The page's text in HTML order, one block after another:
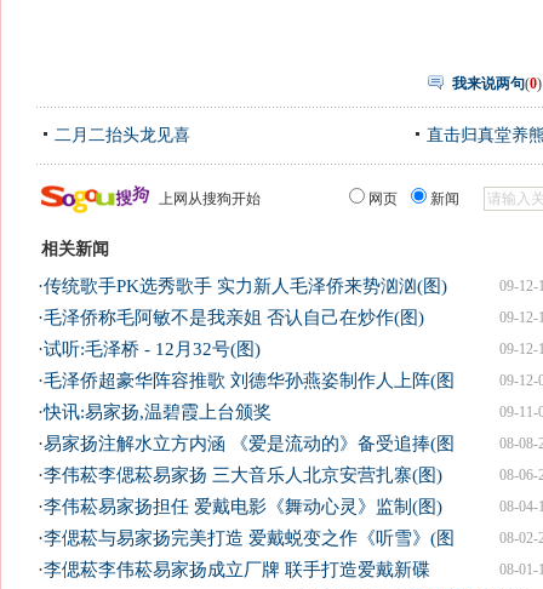
我来说两句(0)
二月二抬头龙见喜 直击归真堂养
上网从搜狗开始 网页 新闻
相关新闻
09-12-
·传统歌手PK选秀歌手 实力新人毛泽侨来势汹汹(图)
09-12-
·毛泽侨称毛阿敏不是我亲姐 否认自己在炒作(图)
09-12-
·试听:毛泽桥 - 12月32号(图)
09-12-
·毛泽侨超豪华阵容推歌 刘德华孙燕姿制作人上阵(图
09-11-
·快讯:易家扬,温碧霞上台颁奖
08-08-
·易家扬注解水立方内涵 《爱是流动的》备受追捧(图
08-06-
·李伟菘李偲菘易家扬 三大音乐人北京安营扎寨(图)
08-04-
·李伟菘易家扬担任 爱戴电影《舞动心灵》监制(图)
08-02-
·李偲菘与易家扬完美打造 爱戴蜕变之作《听雪》(图
08-01-
·李偲菘李伟菘易家扬成立厂牌 联手打造爱戴新碟